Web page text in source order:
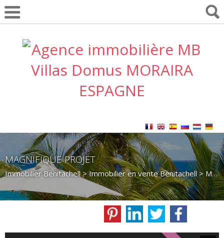
MAGNIFIQUE PROJET
Immobilier Benitachell >Immobilier en vente Benitachell >Maison Villa en vente Benitachell